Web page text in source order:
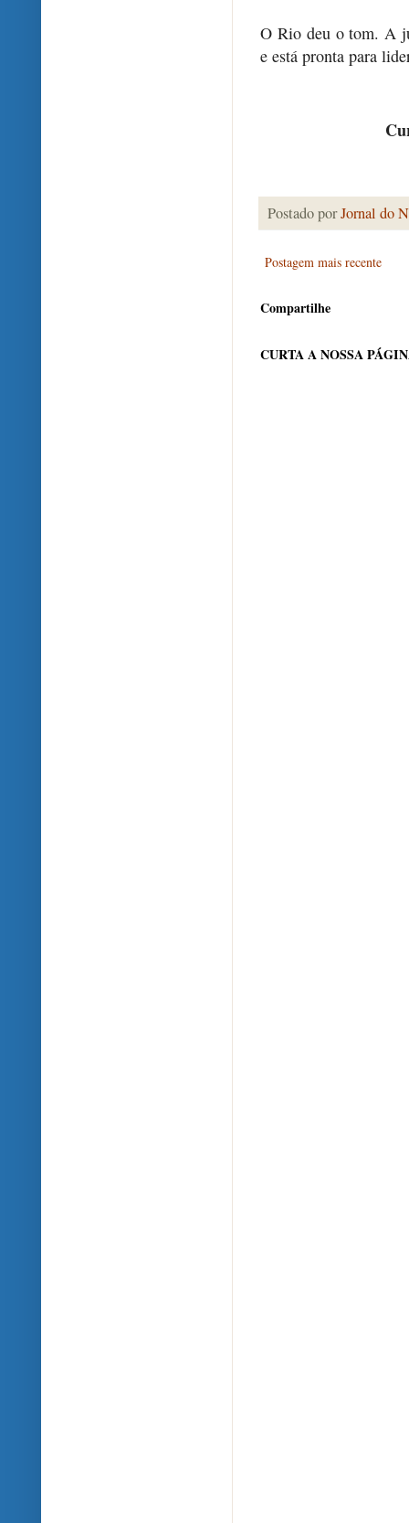
O Rio deu o tom. A
e está pronta para
Postado porJornal do
Postagem mais recente
Compartilhe
CURTA A NOSSA